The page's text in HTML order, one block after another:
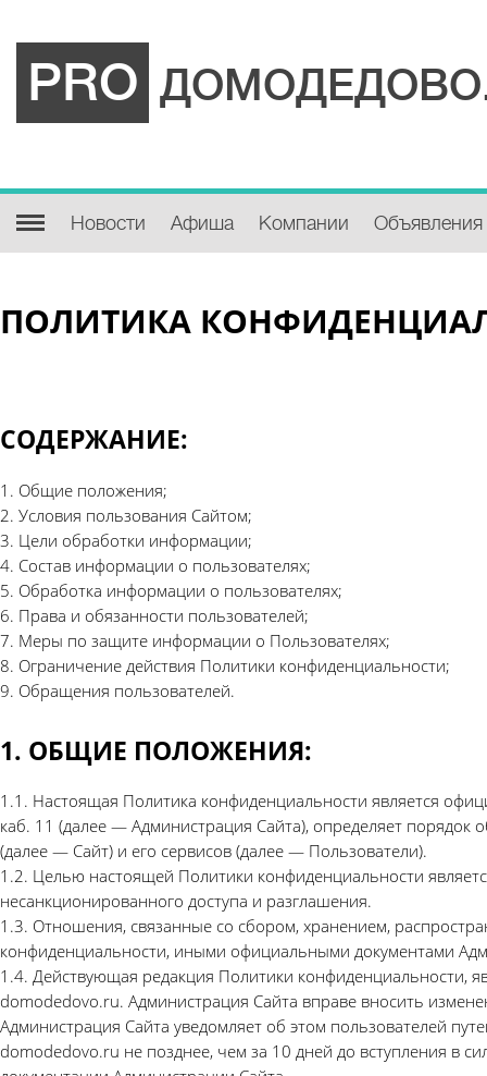
PRO
Новости Афиша Компании Объявления
ПОЛИТИКА
СОДЕРЖАНИЕ:
1. Общие положения;
2. Условия пользования Сайтом;
3. Цели обработки информации;
4. Состав информации о пользователях;
5. Обработка информации о пользователях;
6. Права и обязанности пользователей;
7. Меры по защите информации о Пользователях;
8. Ограничение действия Политики конфиденциальности;
9. Обращения пользователей.
1. ОБЩИЕ ПОЛОЖЕНИЯ:
1.1. Настоящая Политика конфиденциальности является
каб. 11 (далее ― Администрация Сайта), определяет
(далее ― Сайт) и его сервисов (далее ― Пользователи).
1.2. Целью настоящей Политики конфиденциальности
несанкционированного доступа и разглашения.
1.3. Отношения, связанные со сбором, хранением,
конфиденциальности, иными официальными документами
1.4. Действующая редакция Политики конфиденциальности,
domodedovo.ru. Администрация Сайта вправе вносить
Администрация Сайта уведомляет об этом пользователей
domodedovo.ru не позднее, чем за 10 дней до вступления в